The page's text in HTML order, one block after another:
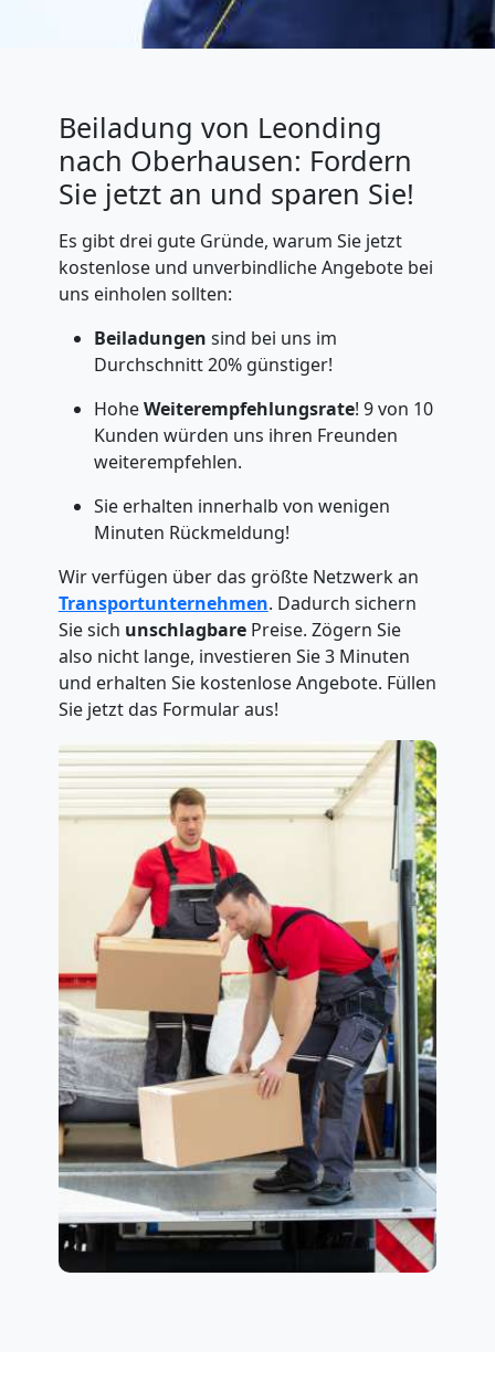
Beiladung von Leonding
nach Oberhausen: Fordern
Sie jetzt an und sparen Sie!
Es gibt drei gute Gründe, warum Sie jetzt
kostenlose und unverbindliche Angebote bei
uns einholen sollten:
Beiladungen sind bei uns im
Durchschnitt 20% günstiger!
HoheWeiterempfehlungsrate! 9 von 10
Kunden würden uns ihren Freunden
weiterempfehlen.
Sie erhalten innerhalb von wenigen
Minuten Rückmeldung!
Wir verfügen über das größte Netzwerk an
Transportunternehmen. Dadurch sichern
Sie sich unschlagbarePreise. Zögern Sie
also nicht lange, investieren Sie 3 Minuten
und erhalten Sie kostenlose Angebote. Füllen
Sie jetzt das Formular aus!